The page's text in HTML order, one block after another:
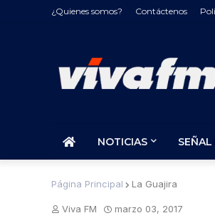
¿Quienes somos? Contáctenos
NOTICIAS
Página Principal La Guajira
Viva FM marzo 03, 2017